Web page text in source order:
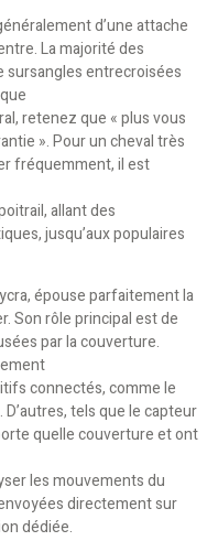
d’une attache
La majorité des
sursangles entrecroisées
retenez que « plus vous
». Pour un cheval très
fréquemment, il est
allant des
jusqu’aux populaires
épouse parfaitement la
Son rôle principal est de
par la couverture.
connectés, comme le
tels que le capteur
quelle couverture et ont
les mouvements du
directement sur
dédiée.